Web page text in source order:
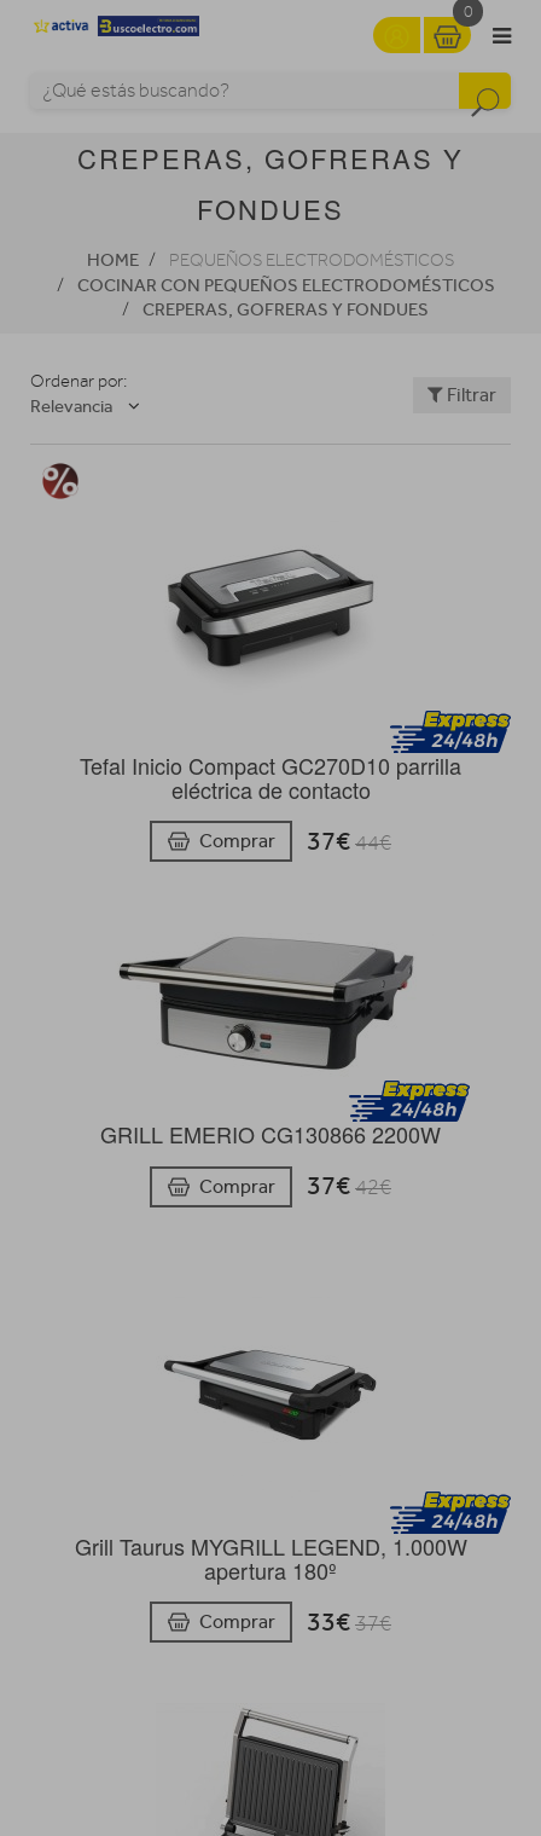
0
CREPERAS, GOFRERAS Y
FONDUES
HOME PEQUEÑOS ELECTRODOMÉSTICOS
COCINAR CON PEQUEÑOS ELECTRODOMÉSTICOS
CREPERAS, GOFRERAS Y FONDUES
Ordenar por:
Relevancia
Filtrar
Tefal Inicio Compact GC270D10 parrilla
eléctrica de contacto
Comprar 37€44€
GRILL EMERIO CG130866 2200W
Comprar 37€42€
Grill Taurus MYGRILL LEGEND, 1.000W
apertura 180º
Comprar 33€37€